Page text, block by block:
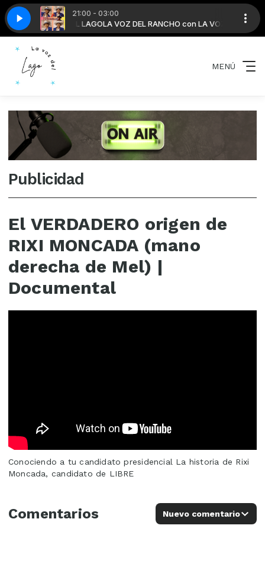
21:00 - 03:00
LA VOZ DEL LAGO LA VOZ DEL RANCHO con LA VOZ DEL LAGO
DE LA CHINGADAGRUPO EXTERMINADOR-DOS HIJOS DE LA
MENÚ
Publicidad
El VERDADERO origen de
RIXI MONCADA (mano
derecha de Mel) |
Documental
Conociendo a tu candidato presidencial La historia de Rixi
Moncada, candidato de LIBRE
Comentarios Nuevo comentario